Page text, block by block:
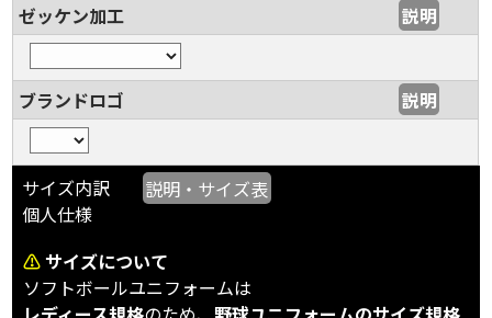
ゼッケン加工
説明
ブランドロゴ 説明
サイズ内訳
個人仕様
説明・サイズ表
⚠サイズについて
ソフトボールユニフォームは